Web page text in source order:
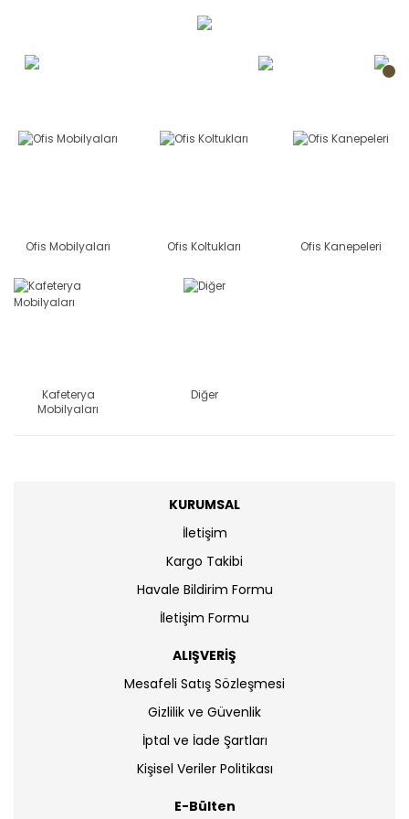
Ofis Mobilyaları Ofis Koltukları Ofis Kanepeleri
Kafeterya
Mobilyaları
Diğer
KURUMSAL
İletişim
Kargo Takibi
Havale Bildirim Formu
İletişim Formu
ALIŞVERİŞ
Mesafeli Satış Sözleşmesi
Gizlilik ve Güvenlik
İptal ve İade Şartları
Kişisel Veriler Politikası
E-Bülten